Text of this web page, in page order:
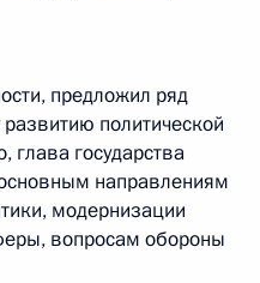
предложил ряд
политической
глава государства
направлениям
модернизации
вопросам обороны